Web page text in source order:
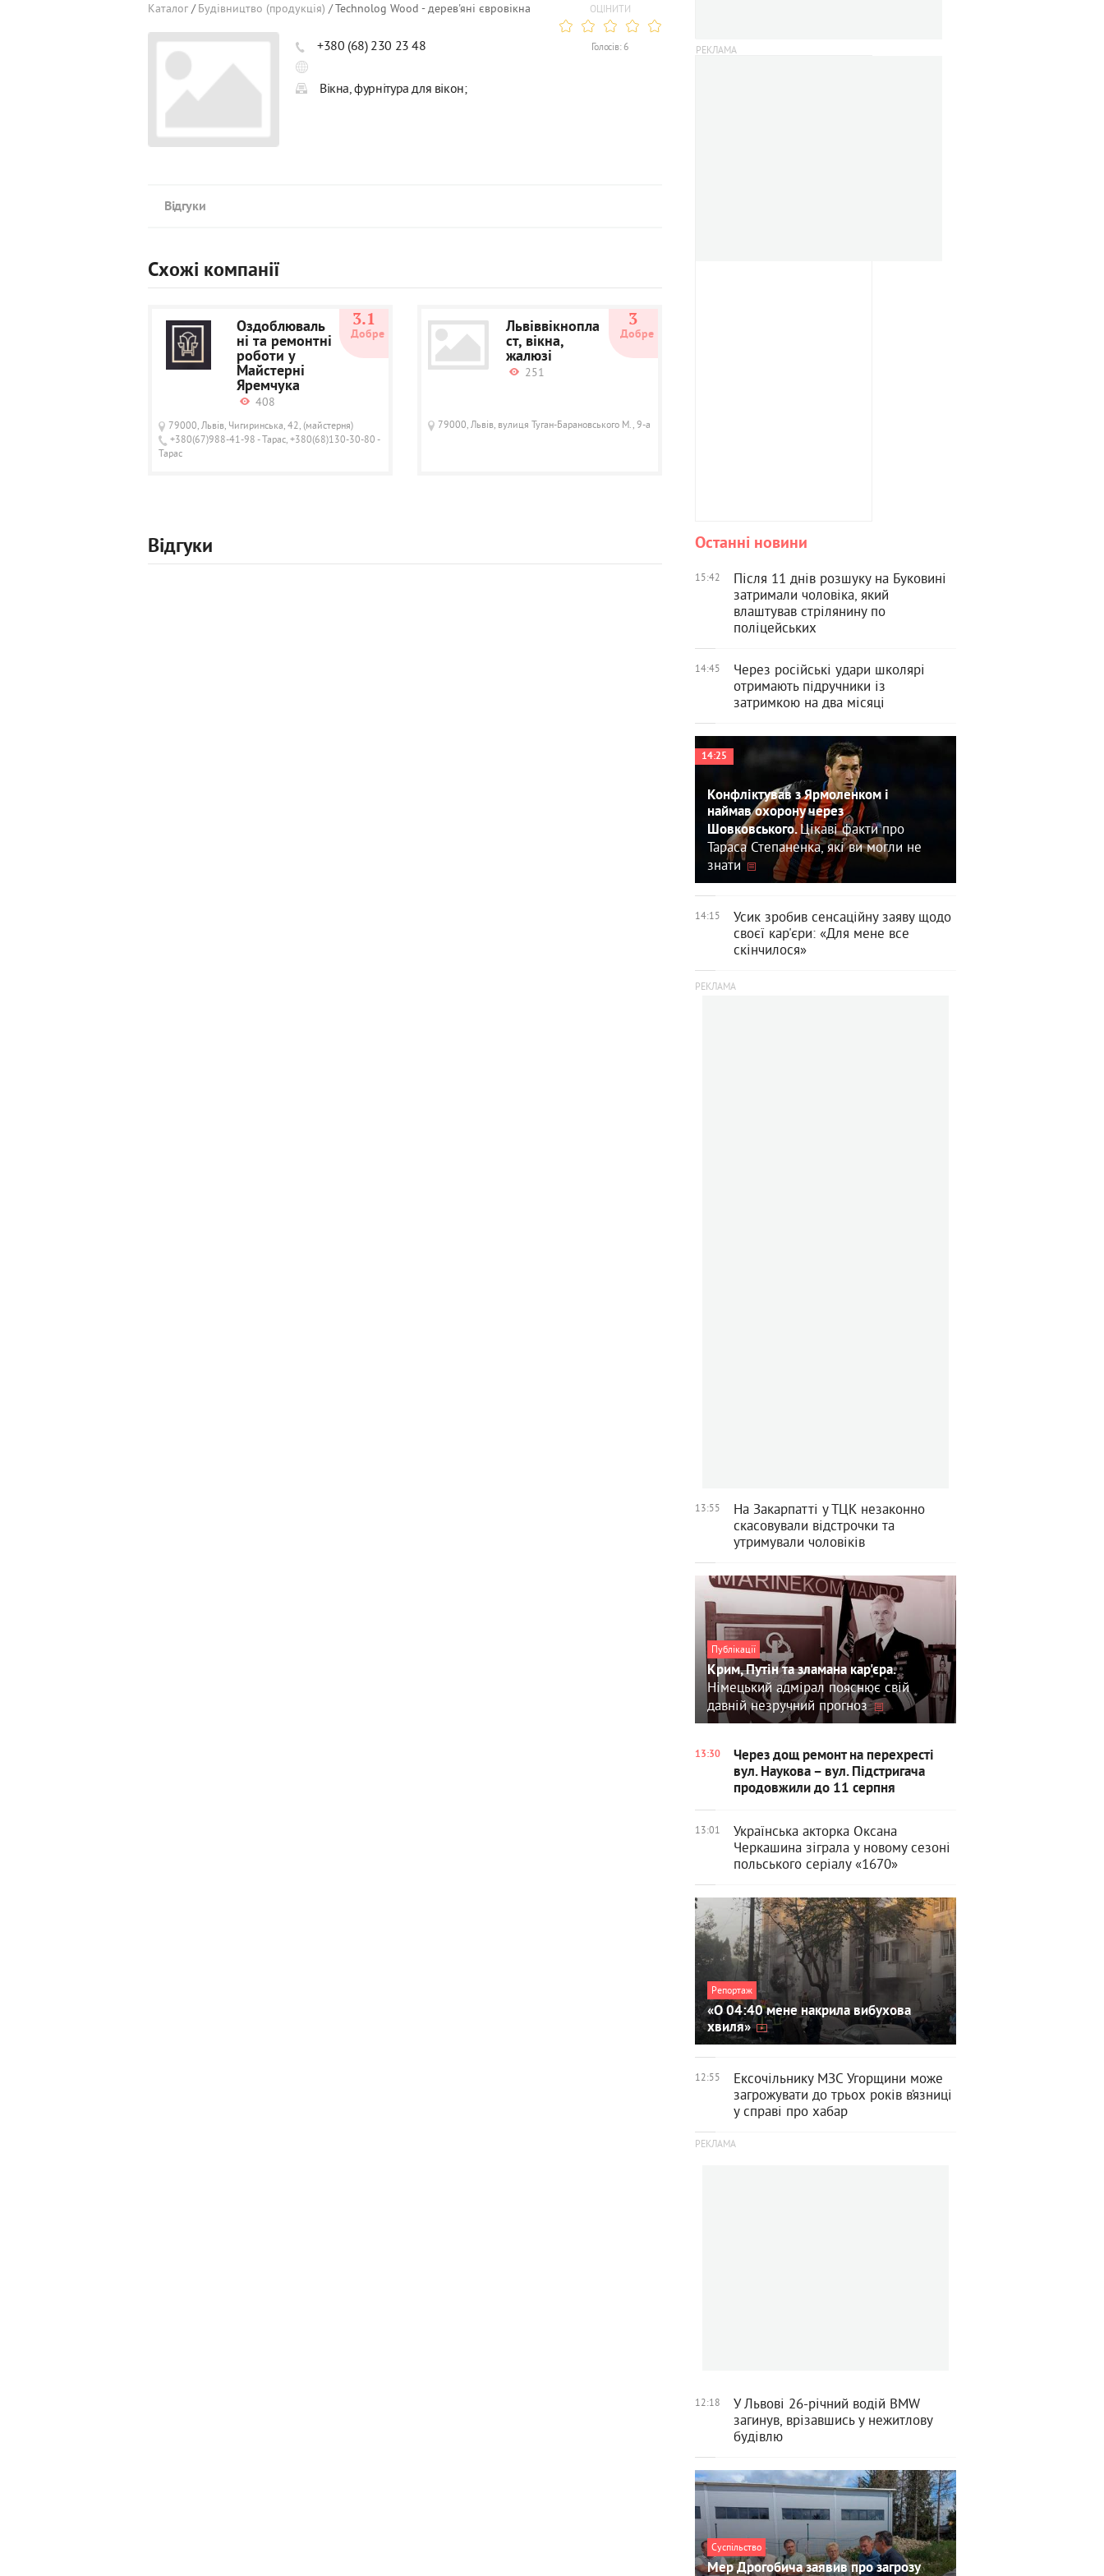
Каталог
Будівництво (продукція) Technolog Wood - дерев'яні євровікна
+380 (68) 230 23 48
Вікна, фурнітура для вікон;
ОЦІНИТИ
Голосів: 6
Відгуки
Схожі компанії
Оздоблюваль
ні та ремонтні
роботи у
Майстерні
Яремчука
408
79000, Львів, Чигиринська, 42, (майстерня)
+380(67)988-41-98 - Тарас, +380(68)130-30-80 -
Тарас
3.1
Добре Львіввікнопла
ст, вікна,
жалюзі
251
79000, Львів, вулиця Туган-Барановського М., 9-а
3
Добре
Відгуки Останні новини
15:42
Після 11 днів розшуку на Буковині
затримали чоловіка, який
влаштував стрілянину по
поліцейських
14:45
Через російські удари школярі
отримають підручники із
затримкою на два місяці
14:25
Конфліктував з Ярмоленком і
наймав охорону через
Шовковського.Цікаві факти про
Тараса Степаненка, які ви могли не
знати
14:15
Усик зробив сенсаційну заяву щодо
своєї кар'єри: «Для мене все
скінчилося»
13:55
На Закарпатті у ТЦК незаконно
скасовували відстрочки та
утримували чоловіків
Публікації
Крим, Путін та зламана кар'єра.
Німецький адмірал пояснює свій
давній незручний прогноз
13:30
Через дощ ремонт на перехресті
вул. Наукова – вул. Підстригача
продовжили до 11 серпня
13:01
Українська акторка Оксана
Черкашина зіграла у новому сезоні
польського серіалу «1670»
Репортаж
«О 04:40 мене накрила вибухова
хвиля»
12:55
Ексочільнику МЗС Угорщини може
загрожувати до трьох років в’язниці
у справі про хабар
12:18
У Львові 26-річний водій BMW
загинув, врізавшись у нежитлову
будівлю
Суспільство
Мер Дрогобича заявив про загрозу